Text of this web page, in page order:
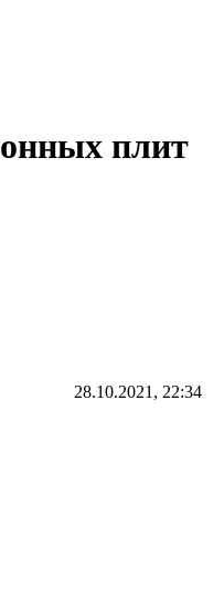
плит
28.10.2021, 22:34